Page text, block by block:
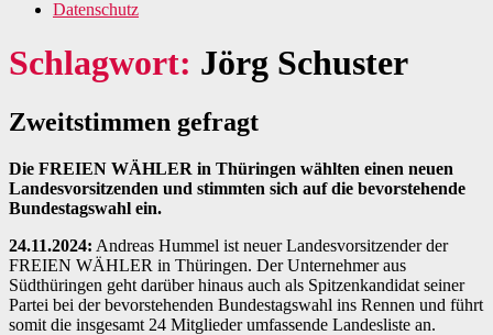
Datenschutz
Schlagwort: Jörg Schuster
Zweitstimmen gefragt
Die FREIEN WÄHLER in Thüringen wählten einen neuen
Landesvorsitzenden und stimmten sich auf die bevorstehende
Bundestagswahl ein.
24.11.2024: Andreas Hummel ist neuer Landesvorsitzender der
FREIEN WÄHLER in Thüringen. Der Unternehmer aus
Südthüringen geht darüber hinaus auch als Spitzenkandidat seiner
Partei bei der bevorstehenden Bundestagswahl ins Rennen und führt
somit die insgesamt 24 Mitglieder umfassende Landesliste an.